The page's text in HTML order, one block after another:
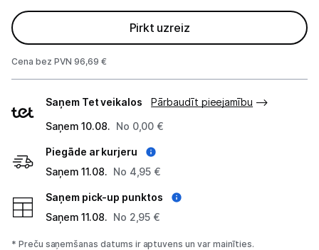
Skaistumkopšana
Sports un atpūta
Ražotāju atjaunota tehnika
Vēlmju saraksts
Pirkt uzreiz
Cena bez PVN 96,69 €
veidi
Saņem Tet veikalos
Pārbaudīt pieejamību
Saņem 10.08. No 0,00 €
Piegāde ar kurjeru
Saņem 11.08. No 4,95 €
Saņem pick-up punktos
Saņem 11.08. No 2,95 €
* Preču saņemšanas datums ir aptuvens un var mainīties.